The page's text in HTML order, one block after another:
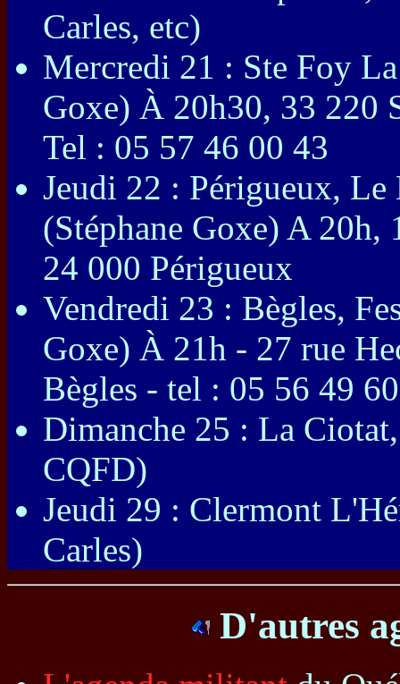
Carles, etc)
Mercredi 21 : Ste Foy
Goxe) À 20h30, 33 220
Tel : 05 57 46 00 43
Jeudi 22 : Périgueux, Le
(Stéphane Goxe) A 20h,
24 000 Périgueux
Vendredi 23 : Bègles,
Goxe) À 21h - 27 rue
Bègles - tel : 05 56 49
Dimanche 25 : La
CQFD)
Jeudi 29 : Clermont
Carles)
D'autres